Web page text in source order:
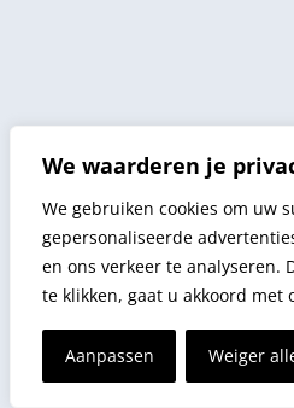
We waarderen je
We gebruiken cookies om uw
gepersonaliseerde
en ons verkeer te analyseren.
te klikken, gaat u akkoord met
Aanpassen Weiger